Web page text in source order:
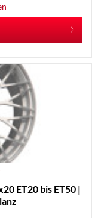
ET20 bis ET50 |